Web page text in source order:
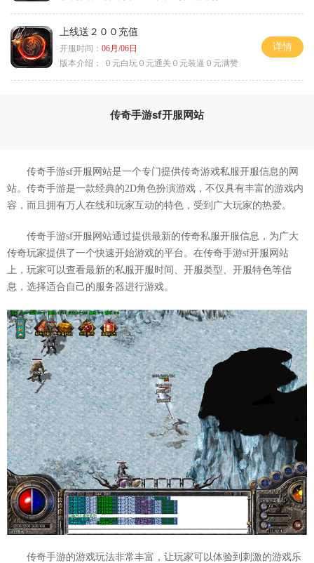
上线送２００充值
开服时间： 06月/06日
版本介绍：
０元白玩０元通关０元装逼０元满赞
详情
传奇手游sf开服网站
传奇手游sf开服网站是一个专门提供传奇游戏私服开服信息的网
站。传奇手游是一款经典的2D角色扮演游戏，不仅具有丰富的游戏内
容，而且拥有万人在线和玩家互动的特色，受到广大玩家的热爱。
传奇手游sf开服网站通过提供最新的传奇私服开服信息，为广大
传奇玩家提供了一个快速开始游戏的平台。在传奇手游sf开服网站
上，玩家可以查看最新的私服开服时间、开服类型、开服特色等信
息，选择适合自己的服务器进行游戏。
传奇手游的游戏玩法非常丰富，让玩家可以体验到刺激的游戏乐